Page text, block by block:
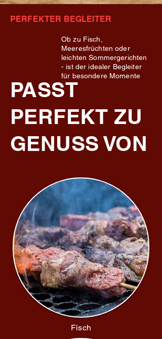
PERFEKTER BEGLEITER
PASST
PERFEKT ZU
GENUSS VON
Ob zu Fisch,
Meeresfrüchten oder
leichten Sommergerichten
- ist der idealer Begleiter
für besondere Momente
Fisch